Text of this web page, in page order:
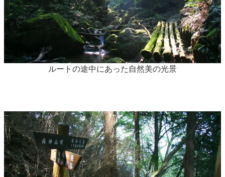
ルートの途中にあった自然美の光景